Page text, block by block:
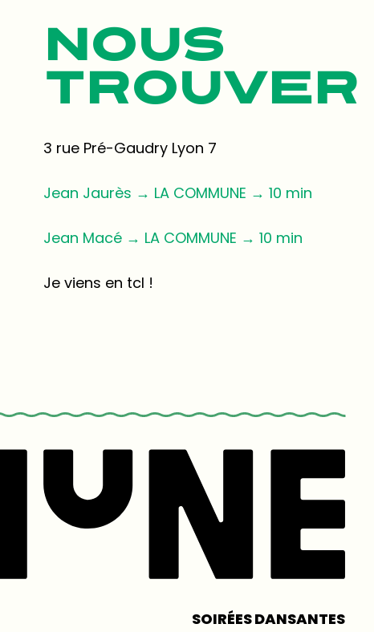
NOUS
TROUVER
3 rue Pré-Gaudry Lyon 7
Jean Jaurès → LA COMMUNE → 10 min
Jean Macé → LA COMMUNE → 10 min
Je viens en tcl !
SOIRÉES DANSANTES